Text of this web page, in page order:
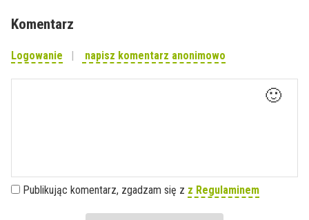
Komentarz
Logowanie napisz komentarz anonimowo
🙂
Publikując komentarz, zgadzam się z z Regulaminem